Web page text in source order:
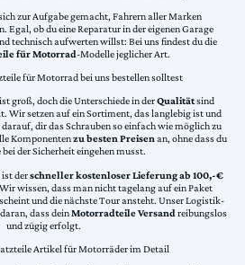
zur Aufgabe gemacht, Fahrern aller Marken
Egal, ob du eine Reparatur in der eigenen Garage
technisch aufwerten willst: Bei uns findest du die
für Motorrad-Modelle jeglicher Art.
für Motorrad bei uns bestellen solltest
ist groß, doch die Unterschiede in derQualitätsind
Wir setzen auf ein Sortiment, das langlebig ist und
dir das Schrauben so einfach wie möglich zu
Komponentenzu besten Preisenan, ohne dass du
der Sicherheit eingehen musst.
ist derschneller kostenloser Lieferung ab 100,-€
wissen, dass man nicht tagelang auf ein Paket
und die nächste Tour ansteht. Unser Logistik-
dass deinMotorradteile Versand reibungslos
und zügig erfolgt.
Artikel für Motorräder im Detail